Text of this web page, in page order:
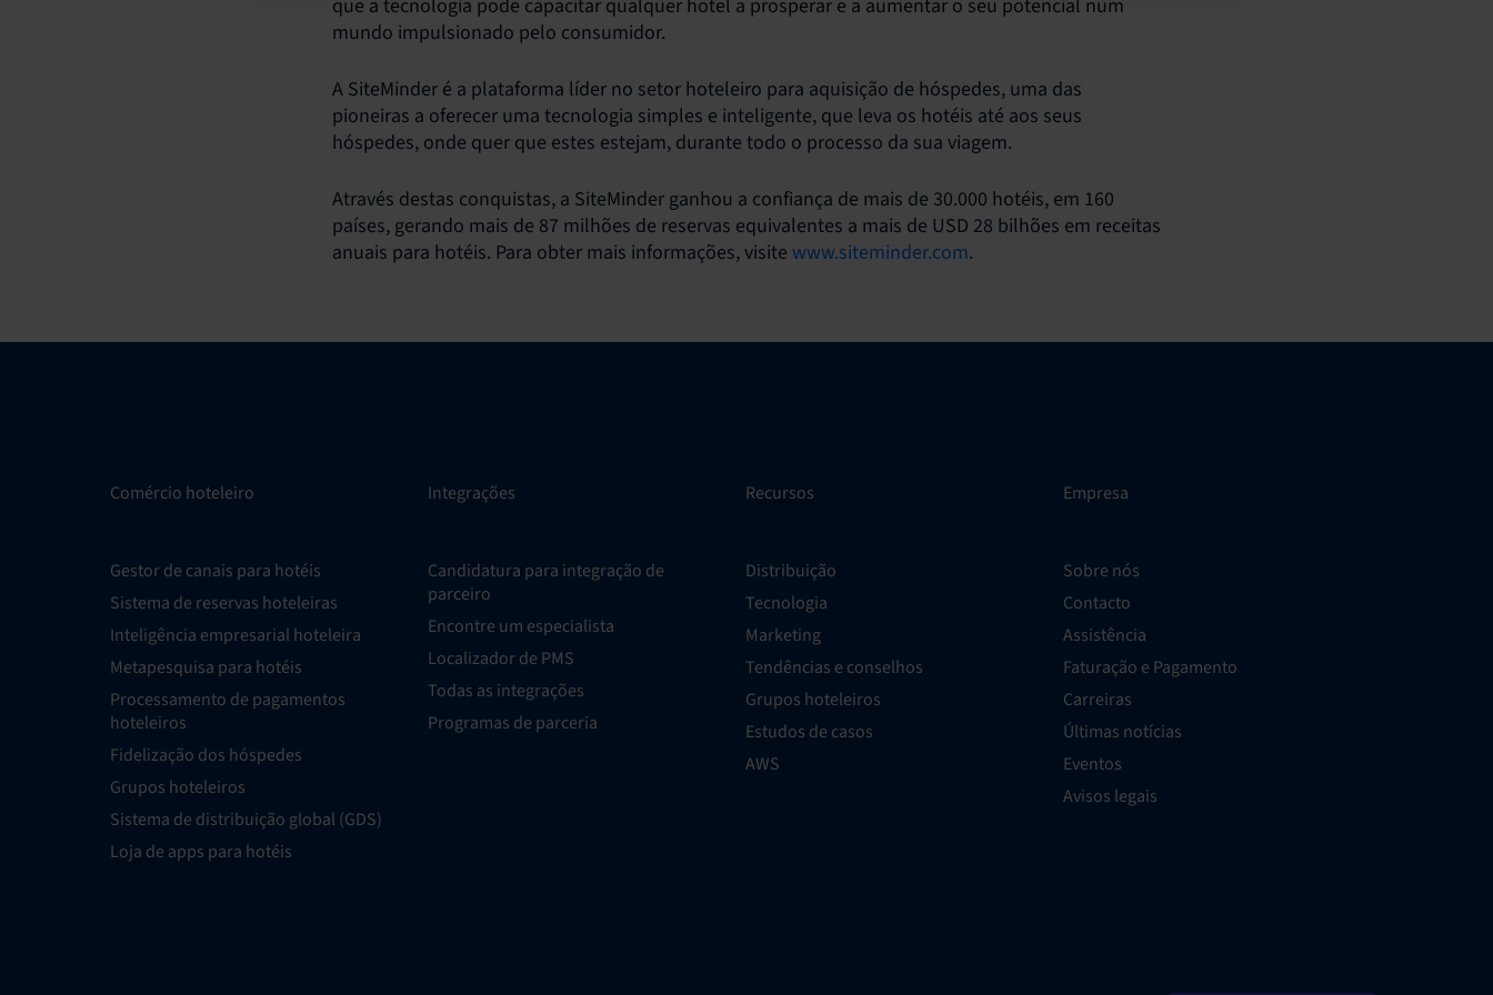
que a tecnologia pode capacitar qualquer hotel a prosperar e a aumentar o seu potencial num
mundo impulsionado pelo consumidor.
A SiteMinder é a plataforma líder no setor hoteleiro para aquisição de hóspedes, uma das
pioneiras a oferecer uma tecnologia simples e inteligente, que leva os hotéis até aos seus
hóspedes, onde quer que estes estejam, durante todo o processo da sua viagem.
Através destas conquistas, a SiteMinder ganhou a confiança de mais de 30.000 hotéis, em 160
países, gerando mais de 87 milhões de reservas equivalentes a mais de USD 28 bilhões em receitas
anuais para hotéis. Para obter mais informações, visite www.siteminder.com.
Comércio hoteleiro
Gestor de canais para hotéis
Sistema de reservas hoteleiras
Inteligência empresarial hoteleira
Metapesquisa para hotéis
Processamento de pagamentos
hoteleiros
Fidelização dos hóspedes
Grupos hoteleiros
Sistema de distribuição global (GDS)
Loja de apps para hotéis
Integrações
Candidatura para integração de
parceiro
Encontre um especialista
Localizador de PMS
Todas as integrações
Programas de parceria
Recursos
Distribuição
Tecnologia
Marketing
Tendências e conselhos
Grupos hoteleiros
Estudos de casos
AWS
Empresa
Sobre nós
Contacto
Assistência
Faturação e Pagamento
Carreiras
Últimas notícias
Eventos
Avisos legais